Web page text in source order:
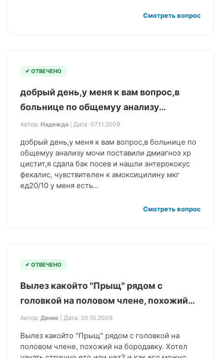
Смотреть вопрос
✔ ОТВЕЧЕНО
добрый день,у меня к вам вопрос,в
больнице по общемуу анализу…
Автор: Надежда | Дата: 07.11.2009
добрый день,у меня к вам вопрос,в больнице по
общемуу анализу мочи поставили дмиагноз хр
цистит,я сдала бак посев и нашли энтерококус
фекалис, чувствителен к амоксицилину мкг
ед20/10 у меня есть…
Смотреть вопрос
✔ ОТВЕЧЕНО
Вылез какойто "Прыщ" рядом с
головкой на половом члене, похожий…
Автор: Денис | Дата: 30.10.2009
Вылез какойто "Прыщ" рядом с головкой на
половом члене, похожий на бородавку. Хотел